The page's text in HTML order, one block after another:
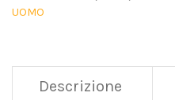
UOMO
Descrizione